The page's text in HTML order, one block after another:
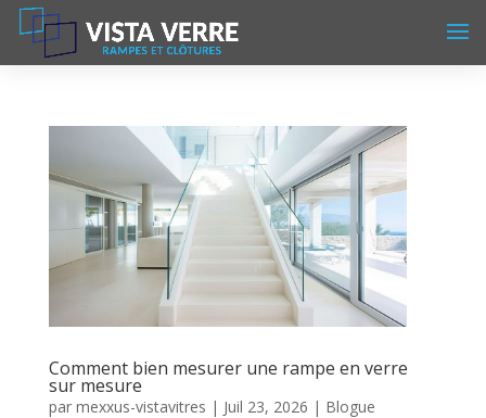
Comment bien mesurer une rampe en verre
sur mesure
par mexxus-vistavitres | Juil 23, 2026 | Blogue